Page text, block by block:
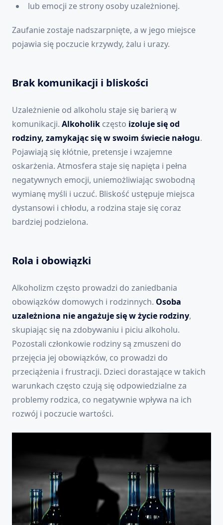
lub emocji ze strony osoby uzależnionej.
Zaufanie zostaje nadszarpnięte, a w jego miejsce
pojawia się poczucie krzywdy, żalu i urazy.
Brak komunikacji i bliskości
Uzależnienie od alkoholu staje się barierą w
komunikacji. Alkoholik często izoluje się od
rodziny, zamykając się w swoim świecie nałogu.
Pojawiają się kłótnie, pretensje i wzajemne
oskarżenia. Atmosfera staje się napięta i pełna
negatywnych emocji, uniemożliwiając swobodną
wymianę myśli i uczuć. Bliskość ustępuje miejsca
dystansowi i chłodu, a rodzina staje się coraz
bardziej podzielona.
Rola i obowiązki
Alkoholizm często prowadzi do zaniedbania
obowiązków domowych i rodzinnych. Osoba
uzależniona nie angażuje się w życie rodziny,
skupiając się na zdobywaniu i piciu alkoholu.
Pozostali członkowie rodziny są zmuszeni do
przejęcia jej obowiązków, co prowadzi do
przeciążenia i frustracji. Dzieci dorastające w takich
warunkach często czują się odpowiedzialne za
problemy rodzica, co negatywnie wpływa na ich
rozwój i poczucie wartości.